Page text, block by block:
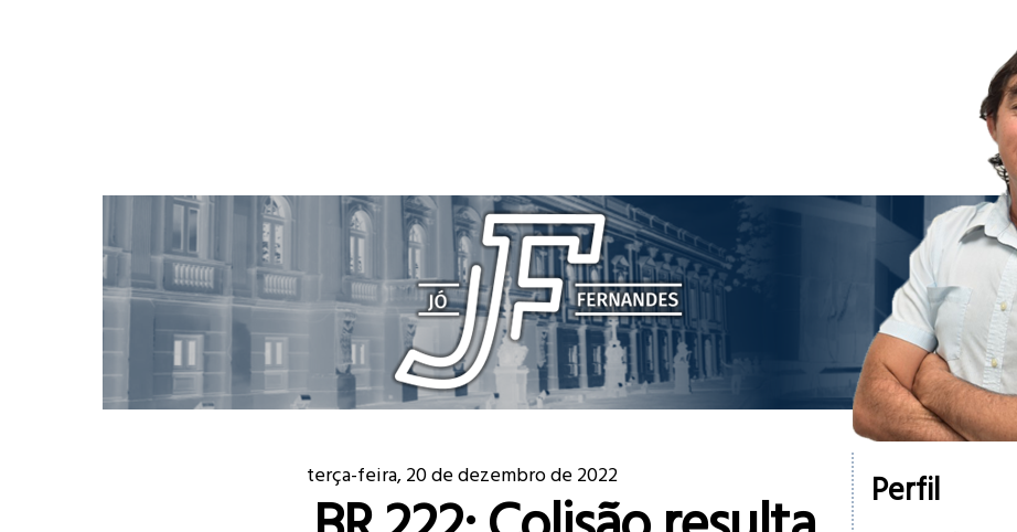
terça-feira, 20 de dezembro de 2022 Perfil